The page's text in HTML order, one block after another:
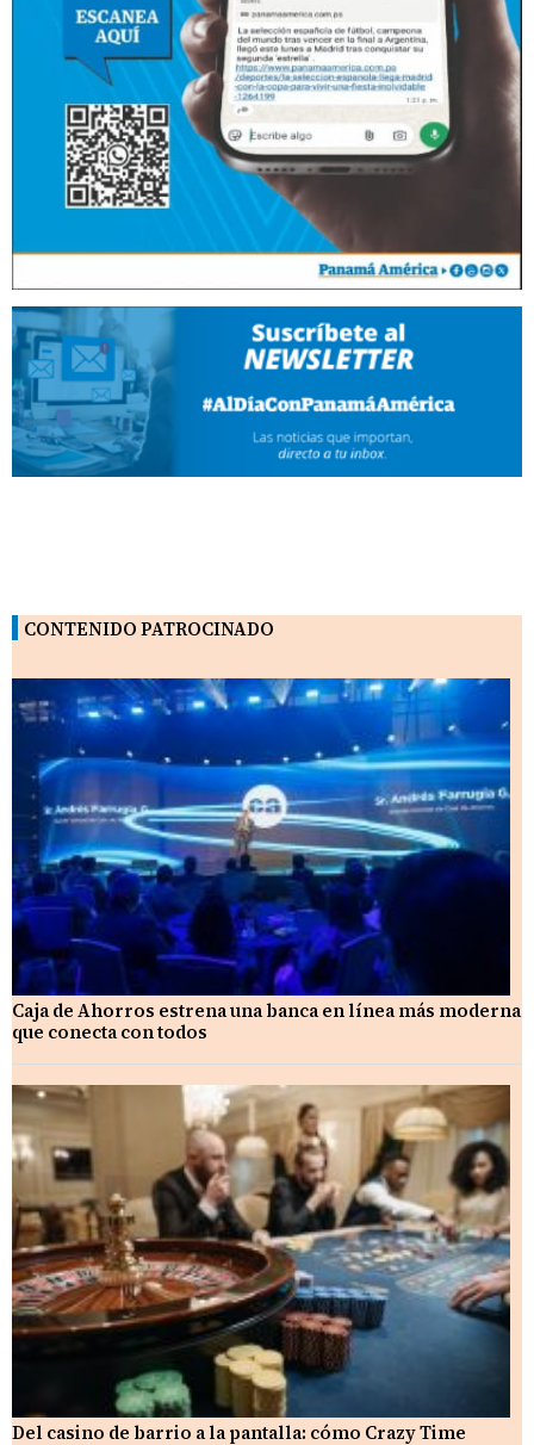
CONTENIDO PATROCINADO
Caja de Ahorros estrena una banca en línea más moderna
que conecta con todos
Del casino de barrio a la pantalla: cómo Crazy Time